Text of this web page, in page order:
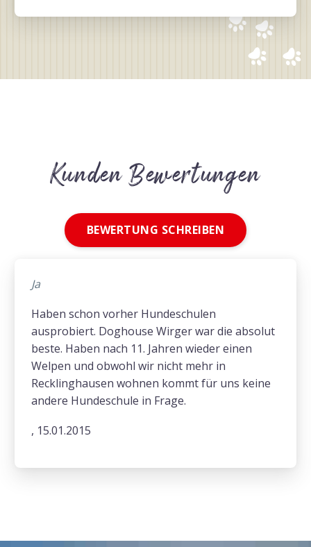
Kunden Bewertungen
BEWERTUNG SCHREIBEN
Ja
Haben schon vorher Hundeschulen
ausprobiert. Doghouse Wirger war die absolut
beste. Haben nach 11. Jahren wieder einen
Welpen und obwohl wir nicht mehr in
Recklinghausen wohnen kommt für uns keine
andere Hundeschule in Frage.
, 15.01.2015